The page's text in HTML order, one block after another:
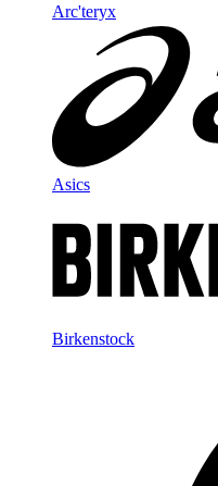
Arc'teryx
Asics
Birkenstock